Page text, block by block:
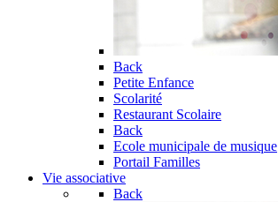
Back
Petite Enfance
Scolarité
Restaurant Scolaire
Back
Ecole municipale de musique
Portail Familles
Vie associative
Back